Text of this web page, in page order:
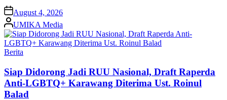
on August 4, 2026
Posted
by
UMIKA Media
Posted
Berita
Siap Didorong Jadi RUU Nasional, Draft Raperda
Anti-LGBTQ+ Karawang Diterima Ust. Roinul
Balad